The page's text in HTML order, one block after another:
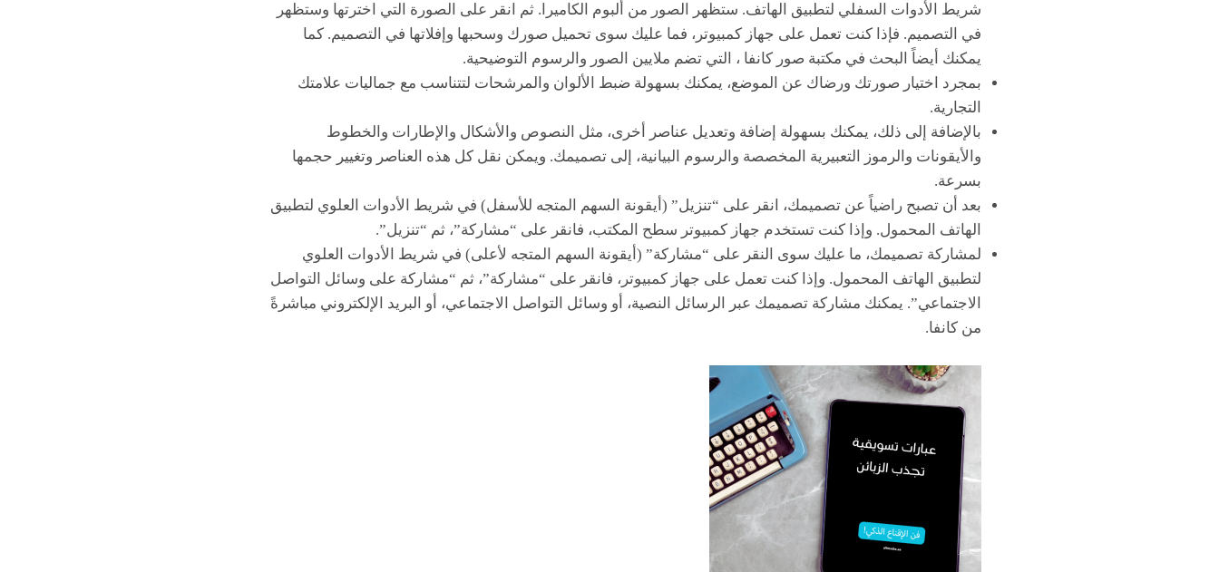
شريط الأدوات السفلي لتطبيق الهاتف. ستظهر الصور من ألبوم الكاميرا. ثم انقر على الصورة التي اخترتها وستظهر
في التصميم. فإذا كنت تعمل على جهاز كمبيوتر، فما عليك سوى تحميل صورك وسحبها وإفلاتها في التصميم. كما
يمكنك أيضاً البحث في مكتبة صور كانفا ، التي تضم ملايين الصور والرسوم التوضيحية.
بمجرد اختيار صورتك ورضاك عن الموضع، يمكنك بسهولة ضبط الألوان والمرشحات لتتناسب مع جماليات علامتك
التجارية.
بالإضافة إلى ذلك، يمكنك بسهولة إضافة وتعديل عناصر أخرى، مثل النصوص والأشكال والإطارات والخطوط
والأيقونات والرموز التعبيرية المخصصة والرسوم البيانية، إلى تصميمك. ويمكن نقل كل هذه العناصر وتغيير حجمها
بسرعة.
بعد أن تصبح راضياً عن تصميمك، انقر على “تنزيل” (أيقونة السهم المتجه للأسفل) في شريط الأدوات العلوي لتطبيق
الهاتف المحمول. وإذا كنت تستخدم جهاز كمبيوتر سطح المكتب، فانقر على “مشاركة”، ثم “تنزيل”.
لمشاركة تصميمك، ما عليك سوى النقر على “مشاركة” (أيقونة السهم المتجه لأعلى) في شريط الأدوات العلوي
لتطبيق الهاتف المحمول. وإذا كنت تعمل على جهاز كمبيوتر، فانقر على “مشاركة”، ثم “مشاركة على وسائل التواصل
الاجتماعي”. يمكنك مشاركة تصميمك عبر الرسائل النصية، أو وسائل التواصل الاجتماعي، أو البريد الإلكتروني مباشرةً
من كانفا.